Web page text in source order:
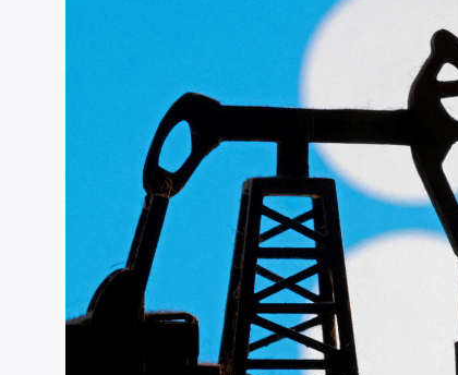
Tecnologia